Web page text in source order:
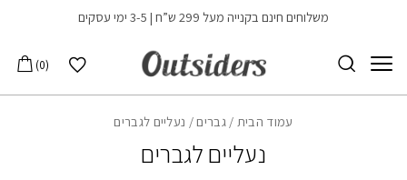
Skip to Contentמשלוחים חינם בקנייה מעל 299 ש”ח | 3-5 ימי עסקים
הרשימה שלי
0
עמוד הבית /גברים / נעליים לגברים
נעליים לגברים